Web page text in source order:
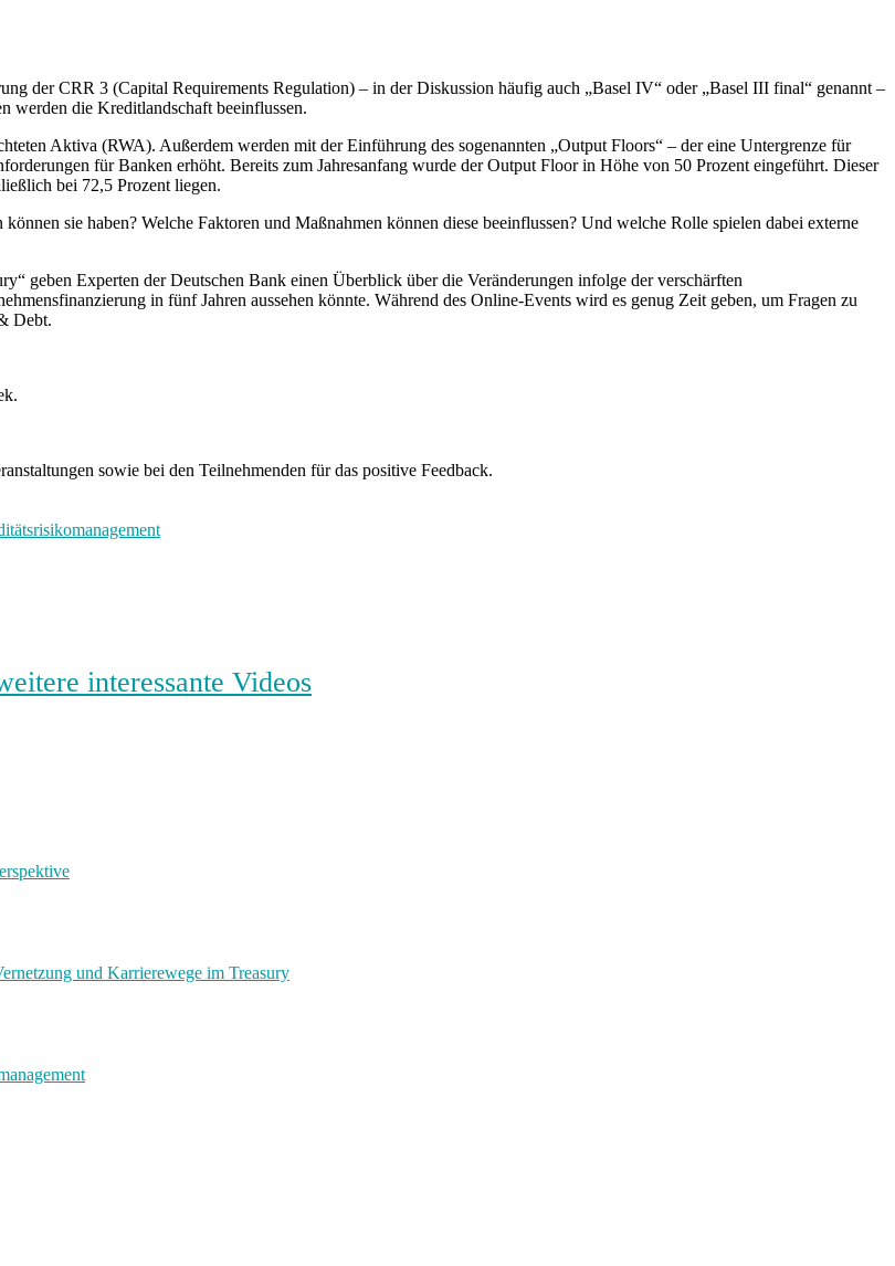
der CRR 3 (Capital Requirements Regulation) – in der Diskussion häufig auch „Basel IV“ oder „Basel III final“ genannt –
werden die Kreditlandschaft beeinflussen.
Aktiva (RWA). Außerdem werden mit der Einführung des sogenannten „Output Floors“ – der eine Untergrenze für
für Banken erhöht. Bereits zum Jahresanfang wurde der Output Floor in Höhe von 50 Prozent eingeführt. Dieser
bei 72,5 Prozent liegen.
sie haben? Welche Faktoren und Maßnahmen können diese beeinflussen? Und welche Rolle spielen dabei externe
geben Experten der Deutschen Bank einen Überblick über die Veränderungen infolge der verschärften
in fünf Jahren aussehen könnte. Während des Online-Events wird es genug Zeit geben, um Fragen zu
Debt.
sowie bei den Teilnehmenden für das positive Feedback.
interessante Videos
und Karrierewege im Treasury